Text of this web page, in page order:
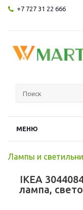
+7 727 31 22 666
МЕНЮ
Лампы и
IKEA
лампа,